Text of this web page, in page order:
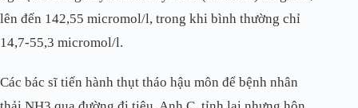
lên đến 142,55 micromol/l, trong khi bình thường chỉ
14,7-55,3 micromol/l.
Các bác sĩ tiến hành thụt tháo hậu môn để bệnh nhân